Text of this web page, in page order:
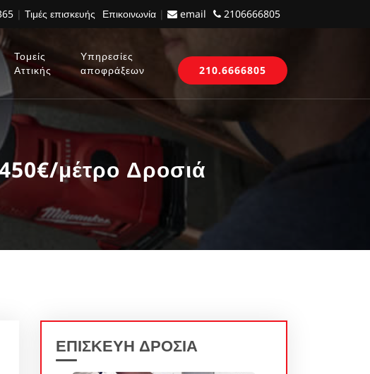
| Τιμές επισκευής Επικοινωνία | email 2106666805
Τομείς
Αττικής
Υπηρεσίες
αποφράξεων
210.6666805
μέτρο Δροσιά
ΕΠΙΣΚΕΥΗ ΔΡΟΣΙΑ